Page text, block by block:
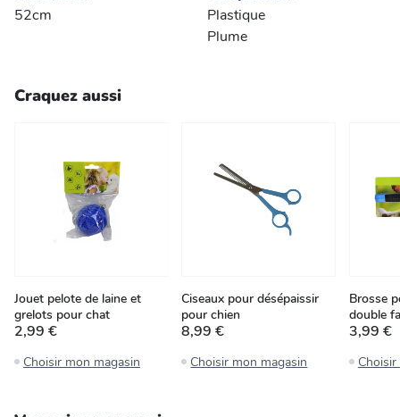
52cm
Plastique
Plume
Craquez aussi
Jouet pelote de laine et
grelots pour chat
2,99 €
Choisir mon magasin
Ciseaux pour désépaissir
pour chien
8,99 €
Choisir mon magasin
Brosse
double
3,99 €